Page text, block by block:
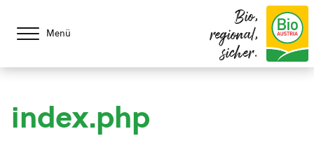
Menü
Bio,
regional,
sicher.
index.php